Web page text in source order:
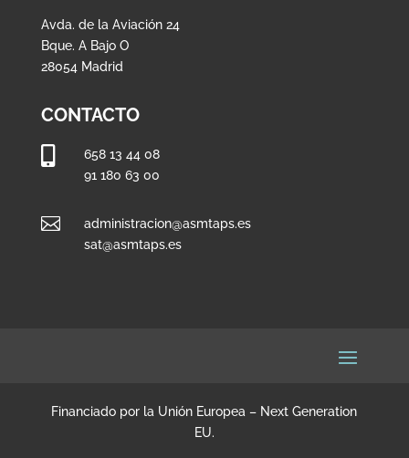
Avda. de la Aviación 24
Bque. A Bajo O
28054 Madrid
CONTACTO

658 13 44 08
91 180 63 00

administracion@asmtaps.es
sat@asmtaps.es
Financiado por la Unión Europea – Next Generation
EU.